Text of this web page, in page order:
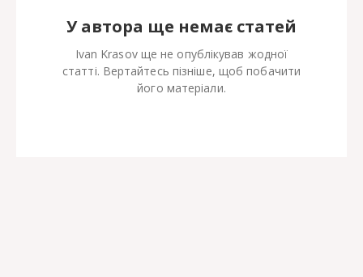
У автора ще немає статей
Ivan Krasov ще не опублікував жодної
статті. Вертайтесь пізніше, щоб побачити
його матеріали.